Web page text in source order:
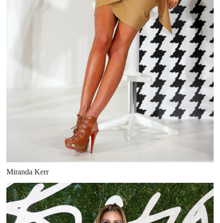
Miranda Kerr